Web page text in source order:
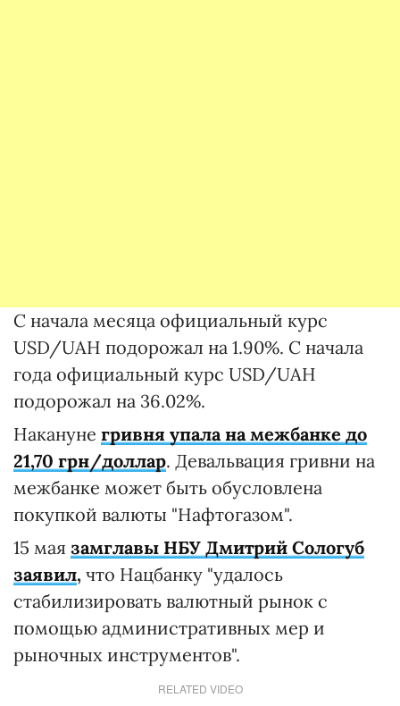
С начала месяца официальный курс
USD/UAH подорожал на 1.90%. С начала
года официальный курс USD/UAH
подорожал на 36.02%.
Накануне гривня упала на межбанке до
21,70 грн/доллар. Девальвация гривни на
межбанке может быть обусловлена
покупкой валюты "Нафтогазом".
15 мая замглавы НБУ Дмитрий Сологуб
заявил, что Нацбанку "удалось
стабилизировать валютный рынок с
помощью административных мер и
рыночных инструментов".
RELATED VIDEO